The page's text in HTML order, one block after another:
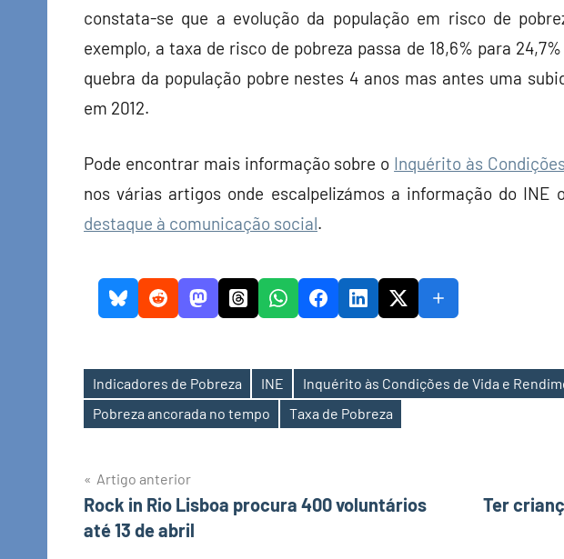
constata-se que a evolução da população em risco de
exemplo, a taxa de risco de pobreza passa de 18,6% para
quebra da população pobre nestes 4 anos mas antes uma
em 2012.
Pode encontrar mais informação sobre o Inquérito às
nos várias artigos onde escalpelizámos a informação do INE
destaque à comunicação social.
Etiquetas
Indicadores de Pobreza INE
Inquérito às Condições de Vida e
Pobreza ancorada no tempo
Taxa de Pobreza
Navegação
de
Artigo anterior
Rock in Rio Lisboa procura 400 voluntários
até 13 de abril
Ter